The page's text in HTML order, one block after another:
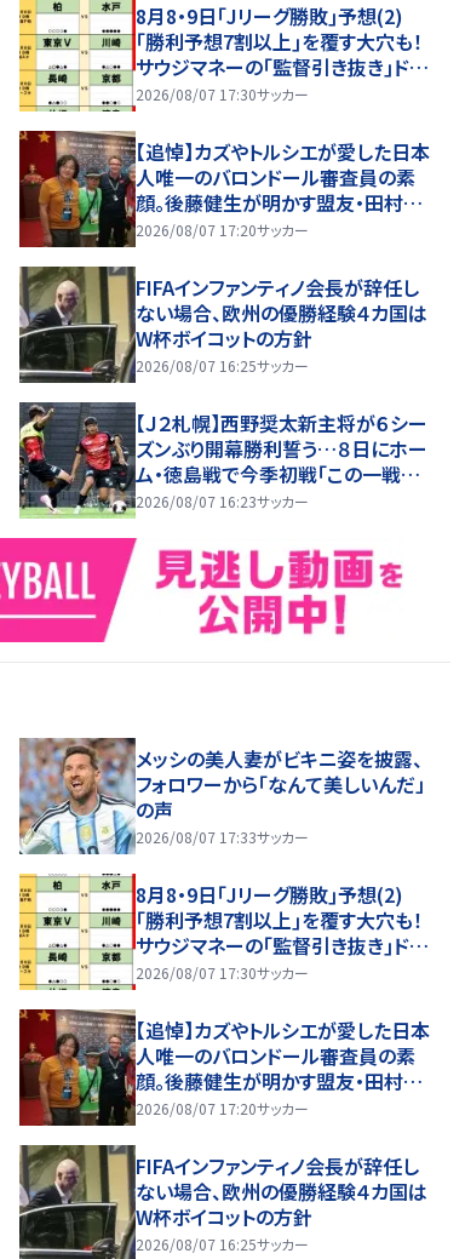
8月8・9日｢Jリーグ勝敗｣予想(2)
｢勝利予想7割以上｣を覆す大穴も！
サウジマネーの｢監督引き抜き｣ドタ
バタ劇と、｢特別な日｣が勝敗を分け
2026/08/07 17:30サッカー
【追悼】カズやトルシエが愛した日本
人唯一のバロンドール審査員の素
顔。後藤健生が明かす盟友・田村修
一さん(1)W杯直後のフランス取材
2026/08/07 17:20サッカー
FIFAインファンティノ会長が辞任し
ない場合、欧州の優勝経験４カ国は
W杯ボイコットの方針
2026/08/07 16:25サッカー
【Ｊ２札幌】西野奨太新主将が６シー
ズンぶり開幕勝利誓う…８日にホー
ム・徳島戦で今季初戦「この一戦で
どういうシーズンを歩めるかが決ま
2026/08/07 16:23サッカー
メッシの美人妻がビキニ姿を披露、
フォロワーから「なんて美しいんだ」
の声
2026/08/07 17:33サッカー
8月8・9日｢Jリーグ勝敗｣予想(2)
｢勝利予想7割以上｣を覆す大穴も！
サウジマネーの｢監督引き抜き｣ドタ
バタ劇と、｢特別な日｣が勝敗を分け
2026/08/07 17:30サッカー
【追悼】カズやトルシエが愛した日本
人唯一のバロンドール審査員の素
顔。後藤健生が明かす盟友・田村修
一さん(1)W杯直後のフランス取材
2026/08/07 17:20サッカー
FIFAインファンティノ会長が辞任し
ない場合、欧州の優勝経験４カ国は
W杯ボイコットの方針
2026/08/07 16:25サッカー